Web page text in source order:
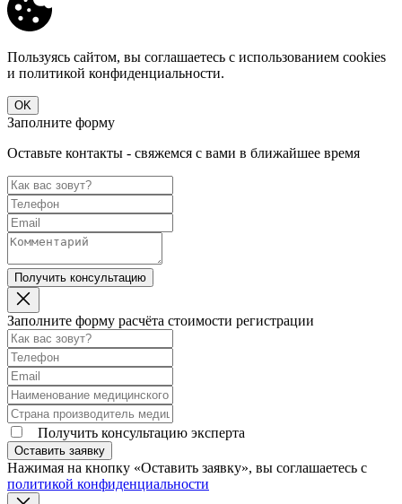
Пользуясь сайтом, вы соглашаетесь с использованием cookies
и политикой конфиденциальности.
OK
Заполните форму
Оставьте контакты - свяжемся с вами в ближайшее время
Получить консультацию
Заполните форму расчёта стоимости регистрации
Получить консультацию эксперта
Оставить заявку
Нажимая на кнопку «Оставить заявку», вы соглашаетесь с
политикой конфиденциальности